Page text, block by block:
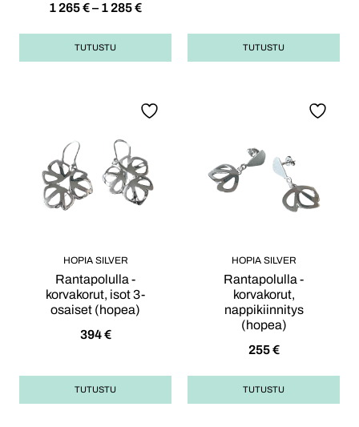
1 265€– 1 285€
TUTUSTU TUTUSTU
HOPIA SILVER
Rantapolulla -
korvakorut, isot 3-
osaiset (hopea)
394€
TUTUSTU
HOPIA SILVER
Rantapolulla -
korvakorut,
nappikiinnitys
(hopea)
255€
TUTUSTU